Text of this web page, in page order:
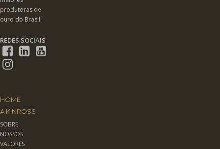
produtoras de
ouro do Brasil.
REDES SOCIAIS
HOME
A KINROSS
SOBRE
NOSSOS
VALORES